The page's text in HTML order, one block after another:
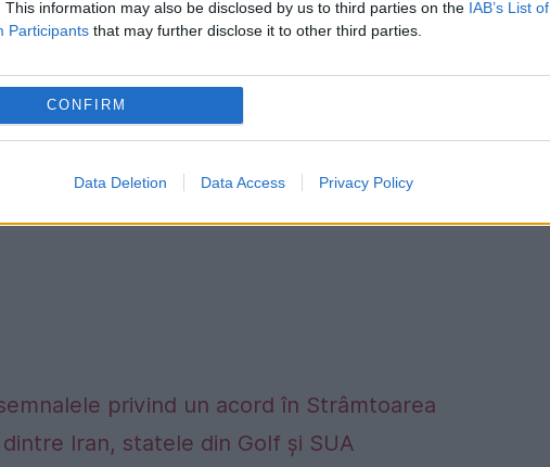
This information may also be disclosed by us to third parties on the IAB’s List of
Participants that may further disclose it to other third parties.
CONFIRM
Data Deletion Data Access Privacy Policy
Universităţii spre performanţă”, adaugă Felix
privind un acord în Strâmtoarea
Iran, statele din Golf și SUA